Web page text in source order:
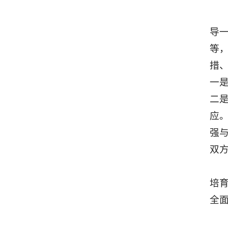
导
等
措
一
二
应
强
双
培
全